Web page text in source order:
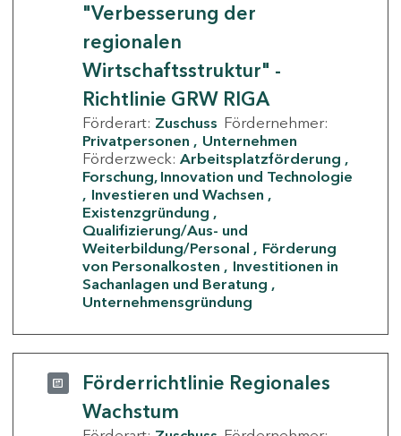
"Verbesserung der
regionalen
Wirtschaftsstruktur" -
Richtlinie GRW RIGA
Förderart: Zuschuss Fördernehmer:
Privatpersonen
Unternehmen
Förderzweck: Arbeitsplatzförderung
Forschung, Innovation und Technologie
Investieren und Wachsen
Existenzgründung
Qualifizierung/Aus- und
Weiterbildung/Personal
Förderung
von Personalkosten
Investitionen in
Sachanlagen und Beratung
Unternehmensgründung
Förderrichtlinie Regionales
Wachstum